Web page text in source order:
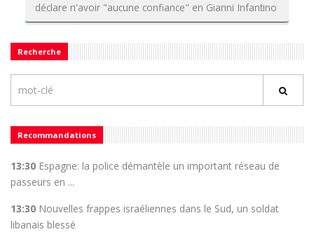
déclare n'avoir "aucune confiance" en Gianni Infantino
Recherche
Recommandations
13:30 Espagne: la police démantèle un important réseau de
passeurs en ...
13:30 Nouvelles frappes israéliennes dans le Sud, un soldat
libanais blessé